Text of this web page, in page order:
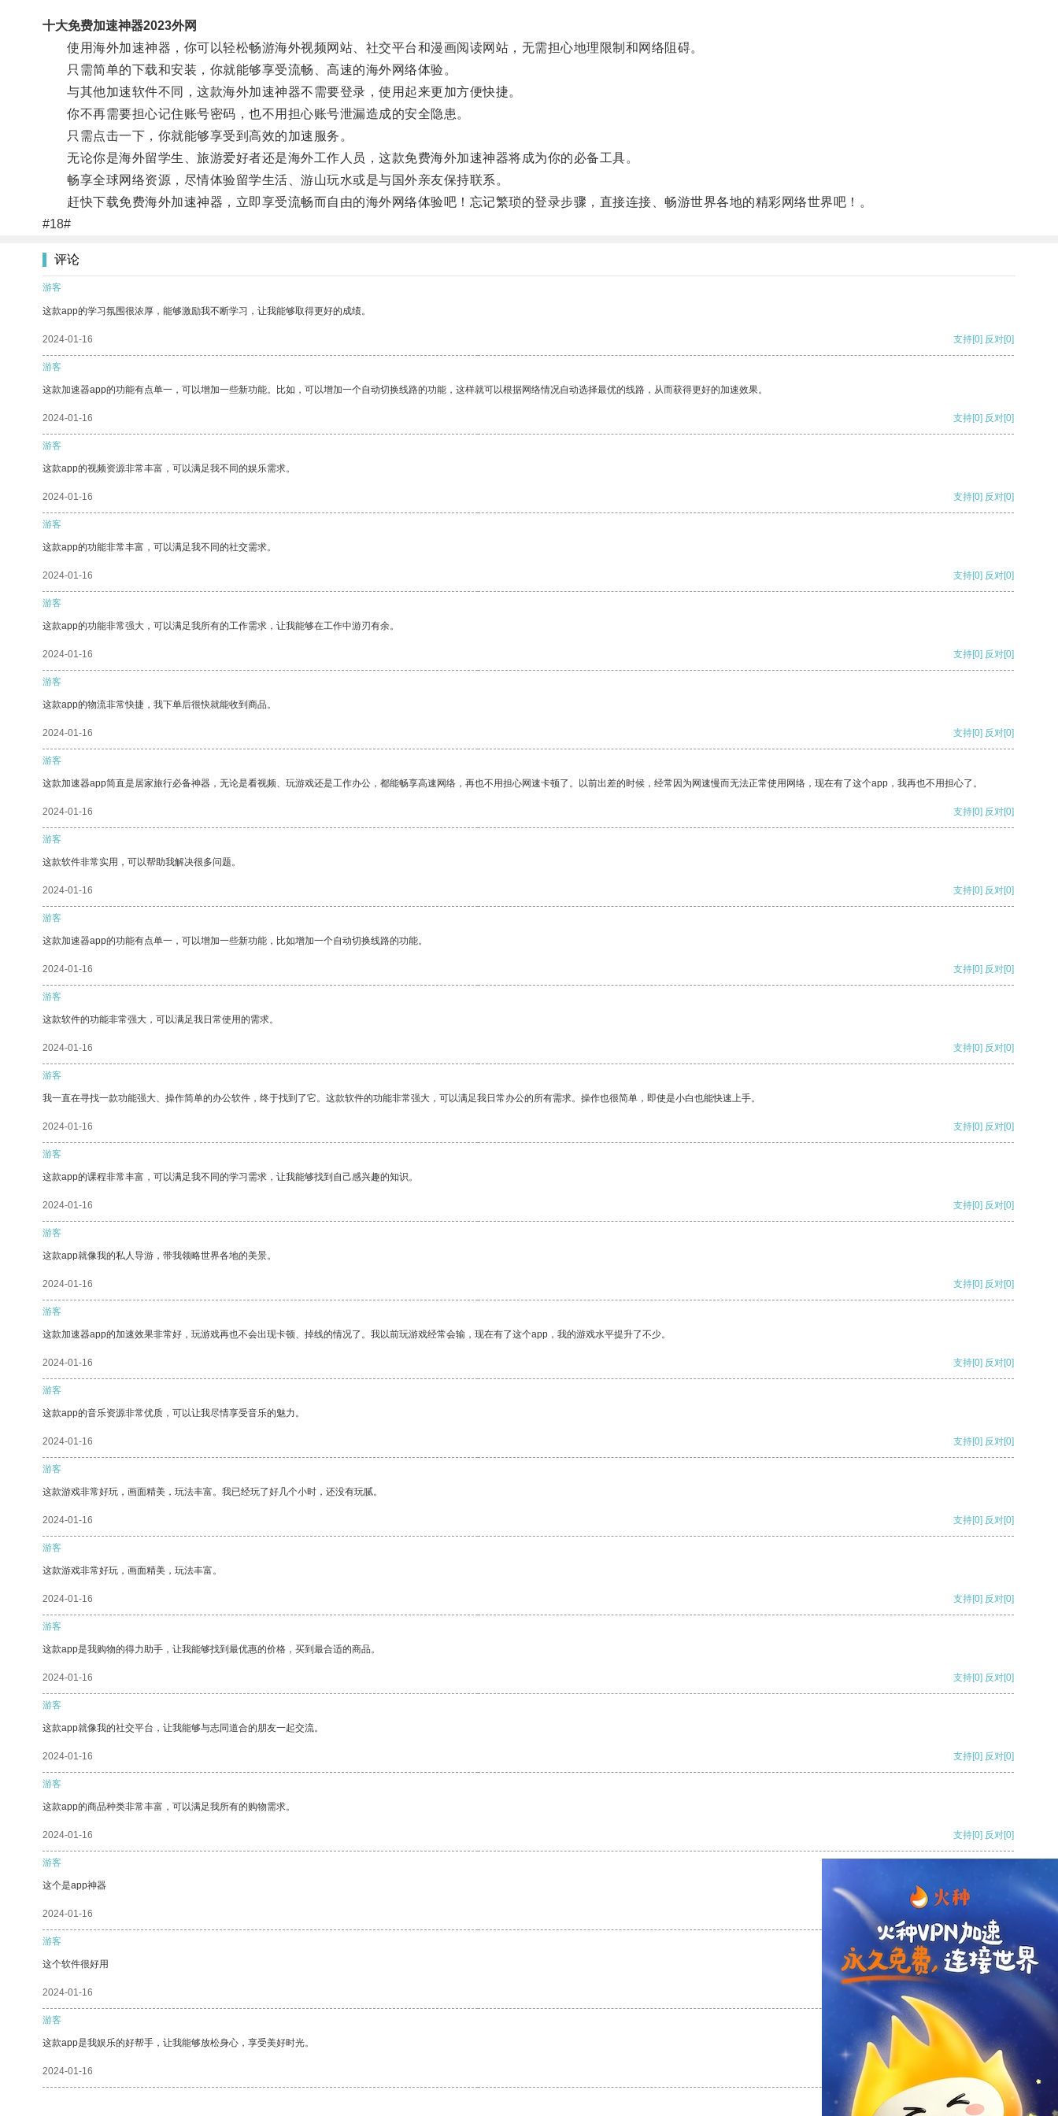
十大免费加速神器2023外网
使用海外加速神器，你可以轻松畅游海外视频网站、社交平台和漫画阅读网站，无需担心地理限制和网络阻碍。
只需简单的下载和安装，你就能够享受流畅、高速的海外网络体验。
与其他加速软件不同，这款海外加速神器不需要登录，使用起来更加方便快捷。
你不再需要担心记住账号密码，也不用担心账号泄漏造成的安全隐患。
只需点击一下，你就能够享受到高效的加速服务。
无论你是海外留学生、旅游爱好者还是海外工作人员，这款免费海外加速神器将成为你的必备工具。
畅享全球网络资源，尽情体验留学生活、游山玩水或是与国外亲友保持联系。
赶快下载免费海外加速神器，立即享受流畅而自由的海外网络体验吧！忘记繁琐的登录步骤，直接连接、畅游世界各地的精彩网络世界吧！。
#18#
评论
游客
这款app的学习氛围很浓厚，能够激励我不断学习，让我能够取得更好的成绩。
2024-01-16 支持[0] 反对[0]
游客
这款加速器app的功能有点单一，可以增加一些新功能。比如，可以增加一个自动切换线路的功能，这样就可以根据网络情况自动选择最优的线路，从而获得更好的加速效果。
2024-01-16 支持[0] 反对[0]
游客
这款app的视频资源非常丰富，可以满足我不同的娱乐需求。
2024-01-16 支持[0] 反对[0]
游客
这款app的功能非常丰富，可以满足我不同的社交需求。
2024-01-16 支持[0] 反对[0]
游客
这款app的功能非常强大，可以满足我所有的工作需求，让我能够在工作中游刃有余。
2024-01-16 支持[0] 反对[0]
游客
这款app的物流非常快捷，我下单后很快就能收到商品。
2024-01-16 支持[0] 反对[0]
游客
这款加速器app简直是居家旅行必备神器，无论是看视频、玩游戏还是工作办公，都能畅享高速网络，再也不用担心网速卡顿了。以前出差的时候，经常因为网速慢而无法正常使用网络，现在有了这个app，我再也不用担心了。
2024-01-16 支持[0] 反对[0]
游客
这款软件非常实用，可以帮助我解决很多问题。
2024-01-16 支持[0] 反对[0]
游客
这款加速器app的功能有点单一，可以增加一些新功能，比如增加一个自动切换线路的功能。
2024-01-16 支持[0] 反对[0]
游客
这款软件的功能非常强大，可以满足我日常使用的需求。
2024-01-16 支持[0] 反对[0]
游客
我一直在寻找一款功能强大、操作简单的办公软件，终于找到了它。这款软件的功能非常强大，可以满足我日常办公的所有需求。操作也很简单，即使是小白也能快速上手。
2024-01-16 支持[0] 反对[0]
游客
这款app的课程非常丰富，可以满足我不同的学习需求，让我能够找到自己感兴趣的知识。
2024-01-16 支持[0] 反对[0]
游客
这款app就像我的私人导游，带我领略世界各地的美景。
2024-01-16 支持[0] 反对[0]
游客
这款加速器app的加速效果非常好，玩游戏再也不会出现卡顿、掉线的情况了。我以前玩游戏经常会输，现在有了这个app，我的游戏水平提升了不少。
2024-01-16 支持[0] 反对[0]
游客
这款app的音乐资源非常优质，可以让我尽情享受音乐的魅力。
2024-01-16 支持[0] 反对[0]
游客
这款游戏非常好玩，画面精美，玩法丰富。我已经玩了好几个小时，还没有玩腻。
2024-01-16 支持[0] 反对[0]
游客
这款游戏非常好玩，画面精美，玩法丰富。
2024-01-16 支持[0] 反对[0]
游客
这款app是我购物的得力助手，让我能够找到最优惠的价格，买到最合适的商品。
2024-01-16 支持[0] 反对[0]
游客
这款app就像我的社交平台，让我能够与志同道合的朋友一起交流。
2024-01-16 支持[0] 反对[0]
游客
这款app的商品种类非常丰富，可以满足我所有的购物需求。
2024-01-16 支持[0] 反对[0]
游客
这个是app神器
2024-01-16
游客
这个软件很好用
2024-01-16 反对
游客
这款app是我娱乐的好帮手，让我能够放松身心，享受美好时光。
2024-01-16 反对[0]